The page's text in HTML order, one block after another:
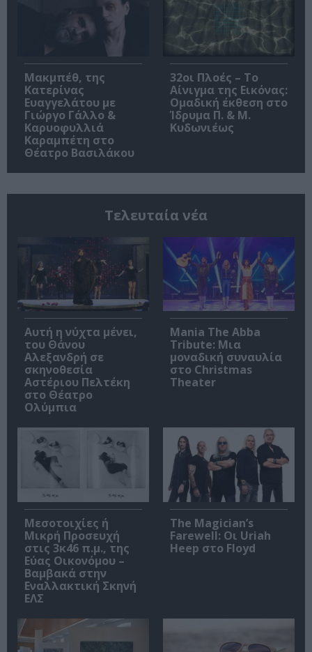
Μακμπέθ, της
Κατερίνας
Ευαγγελάτου με
Γιώργο Γάλλο &
Καρυοφυλλιά
Καραμπέτη στο
Θέατρο Βασιλάκου
32οι Πλοές – Το
Αίνιγμα της Εικόνας:
Ομαδική έκθεση στο
Ίδρυμα Π. & Μ.
Κυδωνιέως
Τελευταία νέα
Αυτή η νύχτα μένει,
του Θάνου
Αλεξανδρή σε
σκηνοθεσία
Αστέριου Πελτέκη
στο Θέατρο
Ολύμπια
Mania The Abba
Tribute: Μια
μοναδική συναυλία
στο Christmas
Theater
Μεσοτοιχίες ή
Μικρή Προσευχή
στις 3κ46 π.μ., της
Εύας Οικονόμου –
Βαμβακά στην
Εναλλακτική Σκηνή
ΕΛΣ
The Magician’s
Farewell: Οι Uriah
Heep στο Floyd